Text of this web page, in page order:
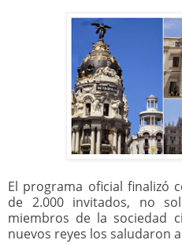
El programa oficial finalizó
de 2.000 invitados, no
miembros de la sociedad
nuevos reyes los saludaron